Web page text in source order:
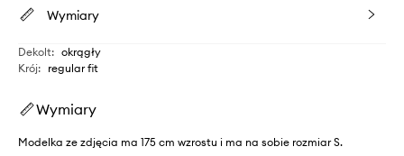
Wymiary
Dekolt: okrągły
Krój: regular fit
Wymiary
Modelka ze zdjęcia ma 175 cm wzrostu i ma na sobie rozmiar S.